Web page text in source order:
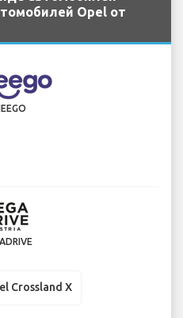
Opel от
Crossland X